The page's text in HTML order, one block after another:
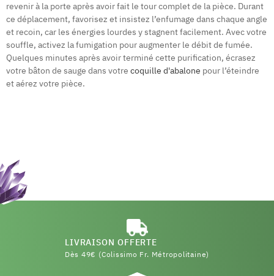
revenir à la porte après avoir fait le tour complet de la pièce. Durant
ce déplacement, favorisez et insistez l’enfumage dans chaque angle
et recoin, car les énergies lourdes y stagnent facilement. Avec votre
souffle, activez la fumigation pour augmenter le débit de fumée.
Quelques minutes après avoir terminé cette purification, écrasez
votre bâton de sauge dans votre coquille d'abalone pour l’éteindre
et aérez votre pièce.
LIVRAISON OFFERTE
Dès 49€ (Colissimo Fr. Métropolitaine)